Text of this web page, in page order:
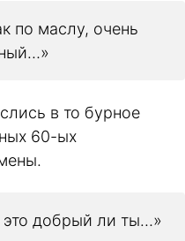
по маслу, очень
в то бурное
60-ых
это добрый ли ты…»